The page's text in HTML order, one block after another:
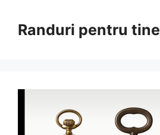
conținutRanduri pentru tine